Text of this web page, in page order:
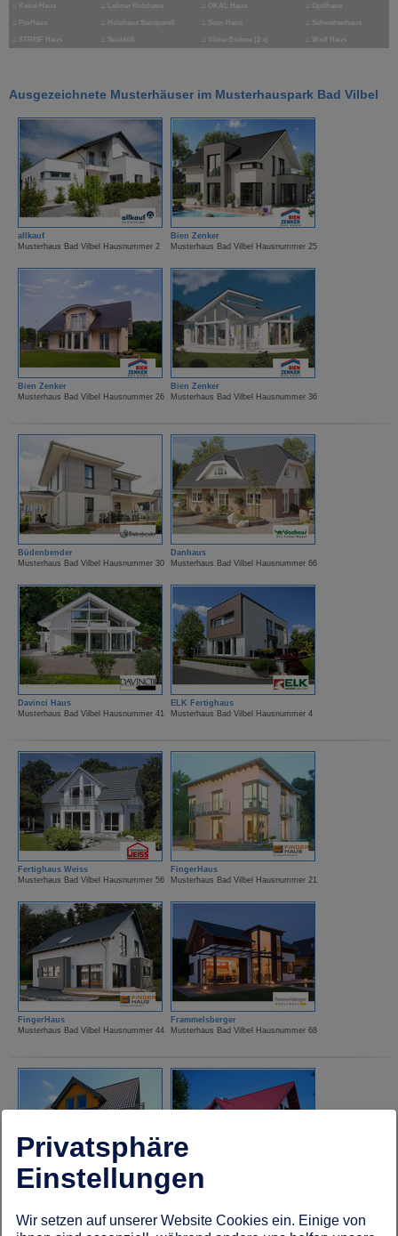
⌂ Keitel Haus ⌂ Lehner Holzhaus ⌂ OKAL Haus ⌂ Optihaus
⌂ ProHaus ⌂ Holzhaus Sanspareil ⌂ Scan Haus ⌂ Schwabenhaus
⌂ STREIF Haus ⌂ Suckfüll ⌂ Vöma Biobau (2 x) ⌂ Wolf Haus
Ausgezeichnete Musterhäuser im Musterhauspark Bad Vilbel
allkauf
Musterhaus Bad Vilbel Hausnummer 2
Bien Zenker
Musterhaus Bad Vilbel Hausnummer 25
Bien Zenker
Musterhaus Bad Vilbel Hausnummer 26
Bien Zenker
Musterhaus Bad Vilbel Hausnummer 36
Büdenbender
Musterhaus Bad Vilbel Hausnummer 30
Danhaus
Musterhaus Bad Vilbel Hausnummer 66
Davinci Haus
Musterhaus Bad Vilbel Hausnummer 41
ELK Fertighaus
Musterhaus Bad Vilbel Hausnummer 4
Fertighaus Weiss
Musterhaus Bad Vilbel Hausnummer 56
FingerHaus
Musterhaus Bad Vilbel Hausnummer 21
FingerHaus
Musterhaus Bad Vilbel Hausnummer 44
Frammelsberger
Musterhaus Bad Vilbel Hausnummer 68
Frick Holzhaus
Musterhaus Bad Vilbel Hausnummer 31
Gussek Haus
Privatsphäre
Einstellungen
Wir setzen auf unserer Website Cookies ein. Einige von